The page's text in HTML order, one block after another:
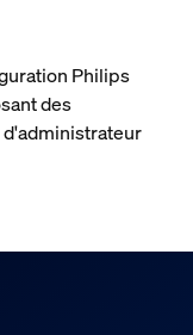
Philips
des
d'administrateur